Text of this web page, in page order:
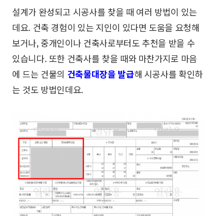
설계가 완성되고 시공사를 찾을 때 여러 방법이 있는
데요. 건축 경험이 있는 지인이 있다면 도움을 요청해
보거나, 중개인이나 건축사로부터도 추천을 받을 수
있습니다. 또한 건축사를 찾을 때와 마찬가지로 마음
에 드는 건물의 건축물대장을 발급해 시공사를 확인하
는 것도 방법인데요.